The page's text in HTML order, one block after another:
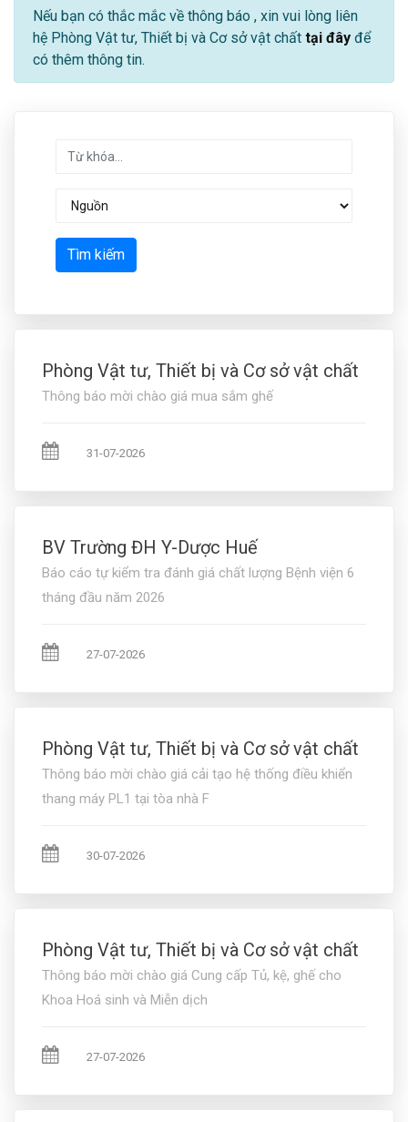
Nếu bạn có thắc mắc về thông báo , xin vui lòng liên
hệ Phòng Vật tư, Thiết bị và Cơ sở vật chất tại đây để
có thêm thông tin.
Tìm kiếm
Phòng Vật tư, Thiết bị và Cơ sở vật chất
Thông báo mời chào giá mua sắm ghế
31-07-2026
BV Trường ĐH Y-Dược Huế
Báo cáo tự kiểm tra đánh giá chất lượng Bệnh viện 6
tháng đầu năm 2026
27-07-2026
Phòng Vật tư, Thiết bị và Cơ sở vật chất
Thông báo mời chào giá cải tạo hệ thống điều khiển
thang máy PL1 tại tòa nhà F
30-07-2026
Phòng Vật tư, Thiết bị và Cơ sở vật chất
Thông báo mời chào giá Cung cấp Tủ, kệ, ghế cho
Khoa Hoá sinh và Miễn dịch
27-07-2026